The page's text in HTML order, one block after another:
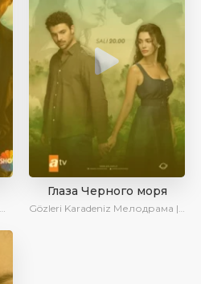
Глаза Черного моря
Gözleri Karadeniz Мелодрама | Драма | Новинки | Сериалы 2025